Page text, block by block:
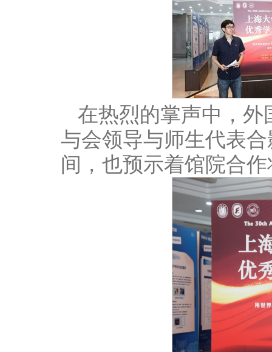
在热烈的掌声中，
与会领导与师生代表
间，也预示着馆院合